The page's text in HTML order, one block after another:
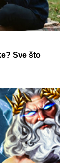
Sve što